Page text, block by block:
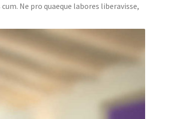
Ne pro quaeque labores liberavisse,